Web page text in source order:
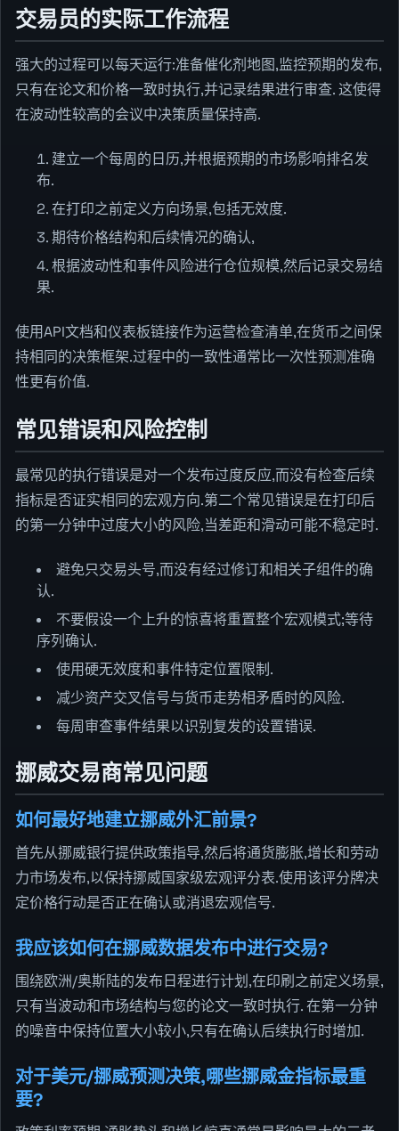
交易员的实际工作流程
强大的过程可以每天运行:准备催化剂地图,监控预期的发布,
只有在论文和价格一致时执行,并记录结果进行审查. 这使得
在波动性较高的会议中决策质量保持高.
建立一个每周的日历,并根据预期的市场影响排名发
布.
在打印之前定义方向场景,包括无效度.
期待价格结构和后续情况的确认,
根据波动性和事件风险进行仓位规模,然后记录交易结
果.
使用API文档和仪表板链接作为运营检查清单,在货币之间保
持相同的决策框架.过程中的一致性通常比一次性预测准确
性更有价值.
常见错误和风险控制
最常见的执行错误是对一个发布过度反应,而没有检查后续
指标是否证实相同的宏观方向.第二个常见错误是在打印后
的第一分钟中过度大小的风险,当差距和滑动可能不稳定时.
避免只交易头号,而没有经过修订和相关子组件的确
认.
不要假设一个上升的惊喜将重置整个宏观模式;等待
序列确认.
使用硬无效度和事件特定位置限制.
减少资产交叉信号与货币走势相矛盾时的风险.
每周审查事件结果以识别复发的设置错误.
挪威交易商常见问题
如何最好地建立挪威外汇前景?
首先从挪威银行提供政策指导,然后将通货膨胀,增长和劳动
力市场发布,以保持挪威国家级宏观评分表.使用该评分牌决
定价格行动是否正在确认或消退宏观信号.
我应该如何在挪威数据发布中进行交易?
围绕欧洲/奥斯陆的发布日程进行计划,在印刷之前定义场景,
只有当波动和市场结构与您的论文一致时执行. 在第一分钟
的噪音中保持位置大小较小,只有在确认后续执行时增加.
对于美元/挪威预测决策,哪些挪威金指标最重
要?